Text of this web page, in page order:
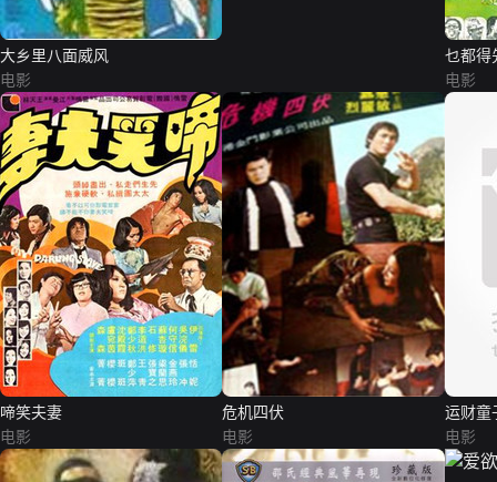
大乡里八面威风
电影
乜都得
电影
啼笑夫妻
电影
危机四伏
电影
运财童
电影